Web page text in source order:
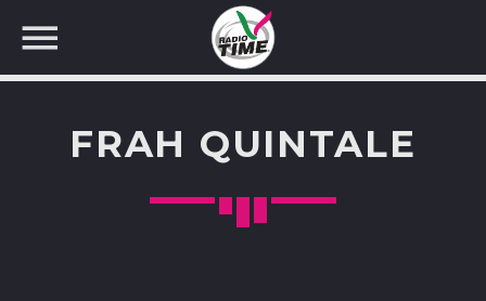
FRAH QUINTALE